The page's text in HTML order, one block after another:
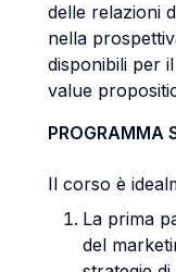
delle relazioni
nella
disponibili per
value
PROGRAMMA
Il corso è
La prima
del